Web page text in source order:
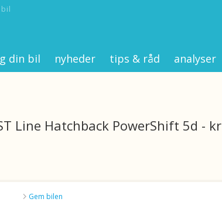
din bil nyheder tips & råd analyser
Line Hatchback PowerShift 5d - kr
Gem bilen